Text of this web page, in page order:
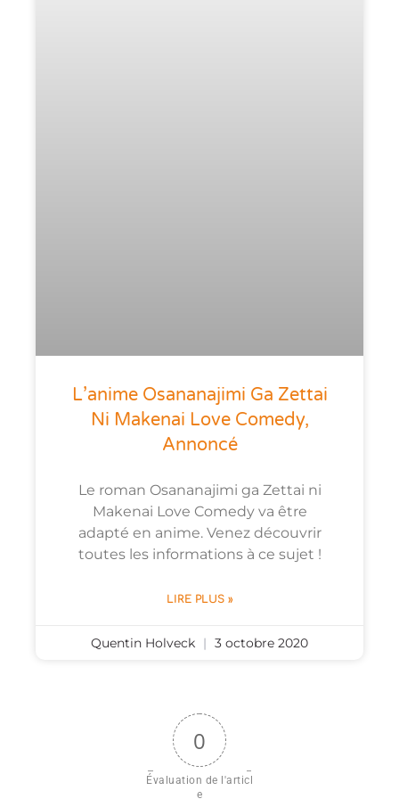
L’anime Osananajimi Ga Zettai
Ni Makenai Love Comedy,
Annoncé
Le roman Osananajimi ga Zettai ni
Makenai Love Comedy va être
adapté en anime. Venez découvrir
toutes les informations à ce sujet !
LIRE PLUS »
Quentin Holveck 3 octobre 2020
0
Évaluation de l'articl
e